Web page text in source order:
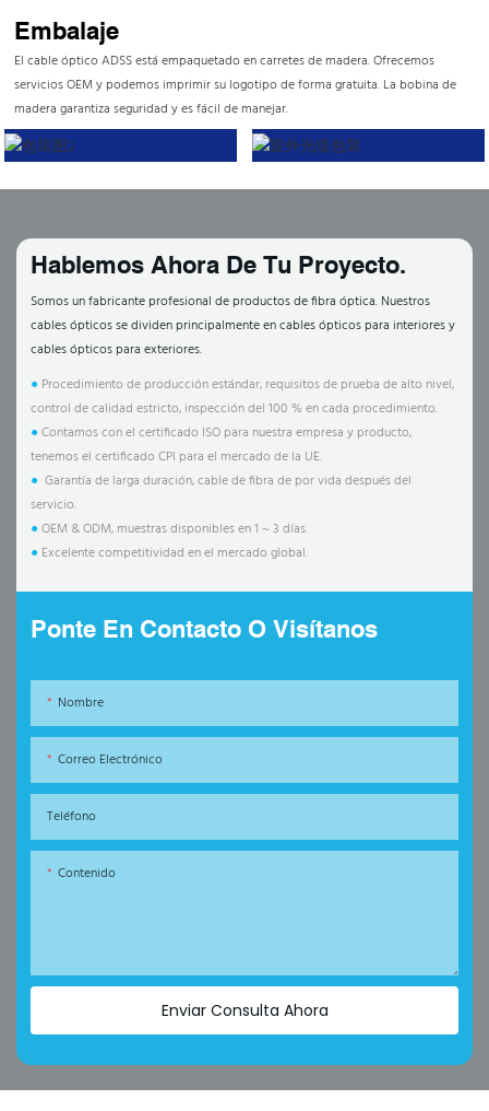
Embalaje
El cable óptico ADSS está empaquetado en carretes de madera. Ofrecemos
servicios OEM y podemos imprimir su logotipo de forma gratuita. La bobina de
madera garantiza seguridad y es fácil de manejar.
Hablemos Ahora De Tu Proyecto.
Somos un fabricante profesional de productos de fibra óptica. Nuestros
cables ópticos se dividen principalmente en cables ópticos para interiores y
cables ópticos para exteriores.
● Procedimiento de producción estándar, requisitos de prueba de alto nivel,
control de calidad estricto, inspección del 100 % en cada procedimiento.
●Contamos con el certificado ISO para nuestra empresa y producto,
tenemos el certificado CPI para el mercado de la UE.
● Garantía de larga duración, cable de fibra de por vida después del
servicio.
●OEM & ODM, muestras disponibles en 1 ~ 3 días.
● Excelente competitividad en el mercado global.
Ponte En Contacto O Visítanos
Nombre
Correo Electrónico
Teléfono
Contenido
Enviar Consulta Ahora